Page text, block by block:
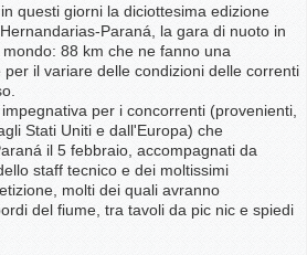
questi giorni la diciottesima edizione
Paraná, la gara di nuoto in
88 km che ne fanno una
il variare delle condizioni delle correnti
per i concorrenti (provenienti,
Stati Uniti e dall'Europa) che
il 5 febbraio, accompagnati da
staff tecnico e dei moltissimi
molti dei quali avranno
del fiume, tra tavoli da pic nic e spiedi